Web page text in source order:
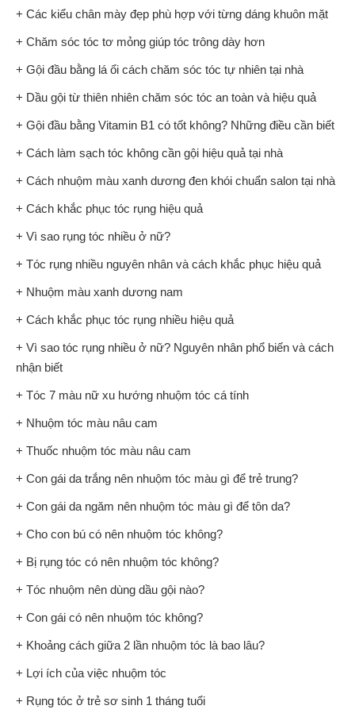
+ Các kiểu chân mày đẹp phù hợp với từng dáng khuôn mặt
+ Chăm sóc tóc tơ mỏng giúp tóc trông dày hơn
+ Gội đầu bằng lá ổi cách chăm sóc tóc tự nhiên tại nhà
+ Dầu gội từ thiên nhiên chăm sóc tóc an toàn và hiệu quả
+ Gội đầu bằng Vitamin B1 có tốt không? Những điều cần biết
+ Cách làm sạch tóc không cần gội hiệu quả tại nhà
+ Cách nhuộm màu xanh dương đen khói chuẩn salon tại nhà
+ Cách khắc phục tóc rụng hiệu quả
+ Vì sao rụng tóc nhiều ở nữ?
+ Tóc rụng nhiều nguyên nhân và cách khắc phục hiệu quả
+ Nhuộm màu xanh dương nam
+ Cách khắc phục tóc rụng nhiều hiệu quả
+ Vì sao tóc rụng nhiều ở nữ? Nguyên nhân phổ biến và cách
nhận biết
+ Tóc 7 màu nữ xu hướng nhuộm tóc cá tính
+ Nhuộm tóc màu nâu cam
+ Thuốc nhuộm tóc màu nâu cam
+ Con gái da trắng nên nhuộm tóc màu gì để trẻ trung?
+ Con gái da ngăm nên nhuộm tóc màu gì để tôn da?
+ Cho con bú có nên nhuộm tóc không?
+ Bị rụng tóc có nên nhuộm tóc không?
+ Tóc nhuộm nên dùng dầu gội nào?
+ Con gái có nên nhuộm tóc không?
+ Khoảng cách giữa 2 lần nhuộm tóc là bao lâu?
+ Lợi ích của việc nhuộm tóc
+ Rụng tóc ở trẻ sơ sinh 1 tháng tuổi